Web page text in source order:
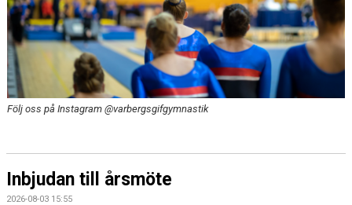
FÖRSÄKRING
FÖRÄLDRAENGAGEMANG
SPONSRING
FÖRENINGSKLÄDER
KONTAKTA OSS
Följ oss på Instagram @varbergsgifgymnastik
Inbjudan till årsmöte
2026-08-03 15:55